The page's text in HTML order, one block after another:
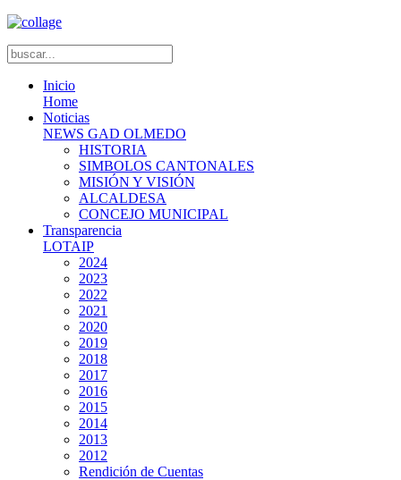
Inicio
Home
Noticias
NEWS GAD OLMEDO
HISTORIA
SIMBOLOS CANTONALES
MISIÓN Y VISIÓN
ALCALDESA
CONCEJO MUNICIPAL
Transparencia
LOTAIP
2024
2023
2022
2021
2020
2019
2018
2017
2016
2015
2014
2013
2012
Rendición de Cuentas